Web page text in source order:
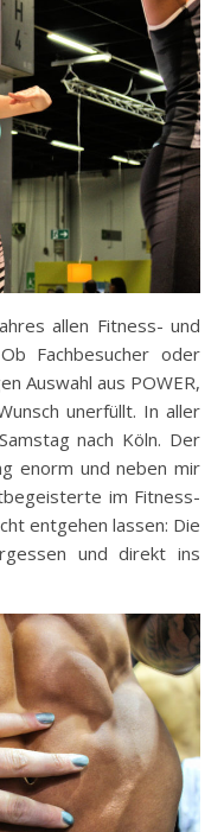
allen Fitness- und
Fachbesucher oder
Auswahl aus POWER,
unerfüllt. In aller
nach Köln. Der
enorm und neben mir
im Fitness-
entgehen lassen: Die
und direkt ins